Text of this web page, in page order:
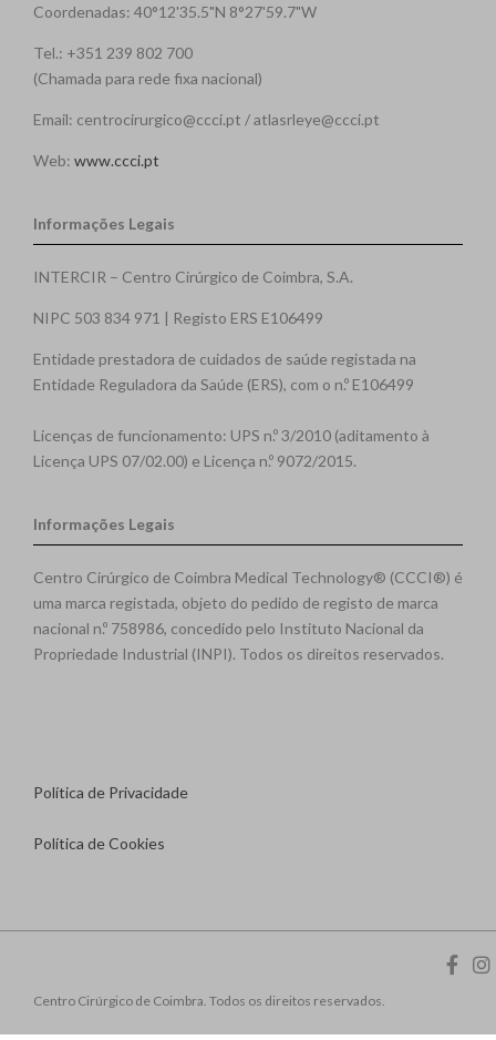
Coordenadas: 40°12'35.5"N 8°27'59.7"W
Tel.: +351 239 802 700
(Chamada para rede fixa nacional)
Email: centrocirurgico@ccci.pt / atlasrleye@ccci.pt
Web: www.ccci.pt
Informações Legais
INTERCIR – Centro Cirúrgico de Coimbra, S.A.
NIPC 503 834 971 | Registo ERS E106499
Entidade prestadora de cuidados de saúde registada na
Entidade Reguladora da Saúde (ERS), com o n.º E106499
Licenças de funcionamento: UPS n.º 3/2010 (aditamento à
Licença UPS 07/02.00) e Licença n.º 9072/2015.
Informações Legais
Centro Cirúrgico de Coimbra Medical Technology® (CCCI®) é
uma marca registada, objeto do pedido de registo de marca
nacional n.º 758986, concedido pelo Instituto Nacional da
Propriedade Industrial (INPI). Todos os direitos reservados.
Política de Privacidade
Política de Cookies
Centro Cirúrgico de Coimbra. Todos os direitos reservados.